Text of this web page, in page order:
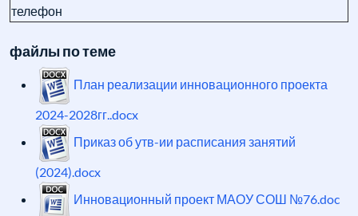
телефон
файлы по теме
План реализации инновационного проекта
2024-2028гг..docx
Приказ об утв-ии расписания занятий
(2024).docx
Инновационный проект МАОУ СОШ №76.doc